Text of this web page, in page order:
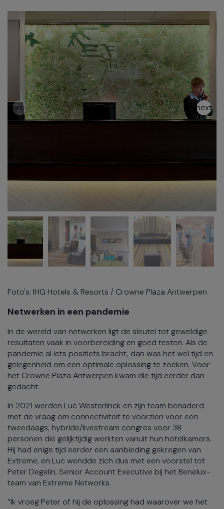
Foto's: IHG Hotels & Resorts / Crowne Plaza Antwerpen
Netwerken in een pandemie
In de wereld van netwerken ligt de sleutel tot geweldige
resultaten vaak in voorbereiding en goed testen. Als de
pandemie al iets positiefs bracht, dan was het wel tijd en
gelegenheid om een optimale oplossing te zoeken. Voor
het Crowne Plaza Antwerpen kwam die tijd eerder dan
gedacht.
In 2021 werden Luc Westerlinck en zijn team benaderd
met de vraag om connectiviteit te voorzien voor een
tweedaags, hybride/livestream congres voor 38
personen die gelijktijdig werkten vanuit hun hotelkamers.
Hij had enige tijd eerder een aanbieding gekregen van
Extreme, en Luc wendde zich dus met een voorstel tot
Peter Degelin, Senior Account Executive bij het Benelux-
team van Extreme Networks.
“Ik vroeg Peter of hij de oplossing had waarover we het